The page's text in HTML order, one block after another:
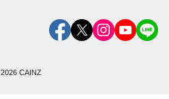
2026 CAINZ